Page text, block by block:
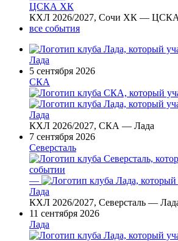
ЦСКА ХК
КХЛ 2026/2027, Сочи ХК —
все события
Лада
5 сентября 2026
СКА
Лада
КХЛ 2026/2027, СКА — Лада
7 сентября 2026
Северсталь
—
Лада
КХЛ 2026/2027, Северсталь —
11 сентября 2026
Лада